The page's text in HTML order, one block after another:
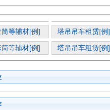
等辅材[例] 塔吊吊车租赁[例]
等辅材[例] 塔吊吊车租赁[例]